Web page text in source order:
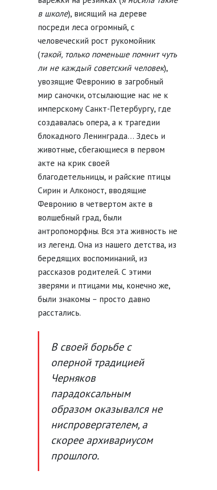
в школе), висящий на дереве
посреди леса огромный, с
человеческий рост рукомойник
(такой, только поменьше помнит чуть
ли не каждый советский человек),
увозящие Февронию в загробный
мир саночки, отсылающие нас не к
имперскому Санкт-Петербургу, где
создавалась опера, а к трагедии
блокадного Ленинграда… Здесь и
животные, сбегающиеся в первом
акте на крик своей
благодетельницы, и райские птицы
Сирин и Алконост, вводящие
Февронию в четвертом акте в
волшебный град, были
антропоморфны. Вся эта живность не
из легенд. Она из нашего детства, из
бередящих воспоминаний, из
рассказов родителей. С этими
зверями и птицами мы, конечно же,
были знакомы – просто давно
расстались.
В своей борьбе с
оперной традицией
Черняков
парадоксальным
образом оказывался не
ниспровергателем, а
скорее архивариусом
прошлого.